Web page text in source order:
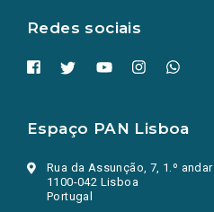
Redes sociais
Espaço PAN Lisboa
Rua da Assunção, 7, 1.º andar
1100-042 Lisboa
Portugal